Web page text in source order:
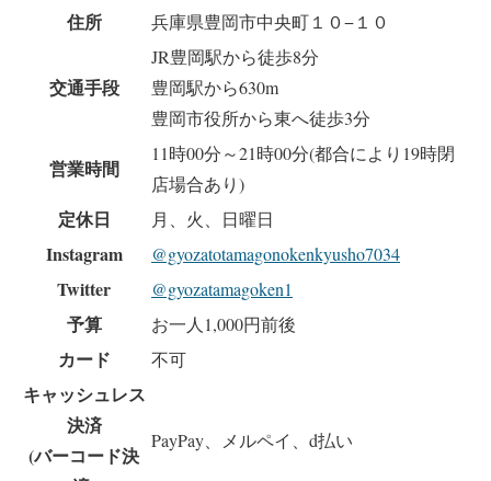
住所 兵庫県豊岡市中央町１０−１０
交通手段
JR豊岡駅から徒歩8分
豊岡駅から630m
豊岡市役所から東へ徒歩3分
営業時間
11時00分～21時00分(都合により19時閉
店場合あり)
定休日 月、火、日曜日
Instagram @gyozatotamagonokenkyusho7034
Twitter @gyozatamagoken1
予算 お一人1,000円前後
カード 不可
キャッシュレス
決済
(バーコード決
PayPay、メルペイ、d払い